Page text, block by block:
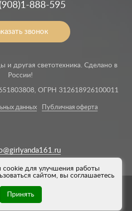
888-595
звонок
и другая светотехника. Сделано в
России!
ОГРН 312618926100011
данных Публичная оферта
161. Все права защищены.
для улучшения работы
сайтом, вы соглашаетесь
Принять